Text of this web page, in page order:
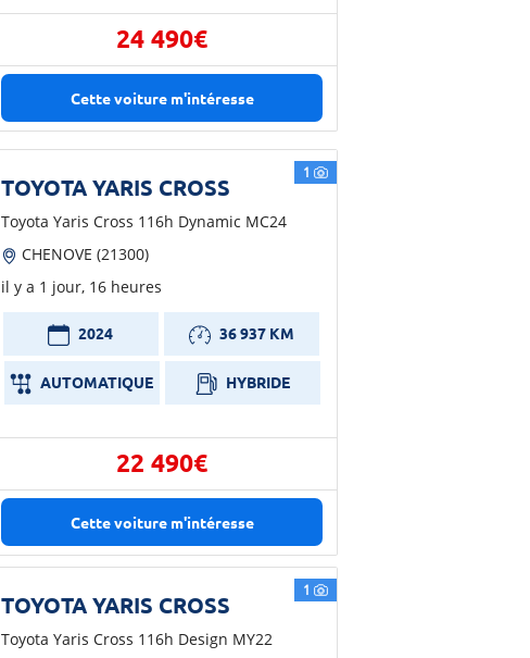
24 490€
Cette voiture m'intéresse
1
TOYOTA YARIS CROSS
Toyota Yaris Cross 116h Dynamic MC24
CHENOVE (21300)
il y a 1 jour, 16 heures
2024 36 937 KM
AUTOMATIQUE HYBRIDE
22 490€
Cette voiture m'intéresse
1
TOYOTA YARIS CROSS
Toyota Yaris Cross 116h Design MY22